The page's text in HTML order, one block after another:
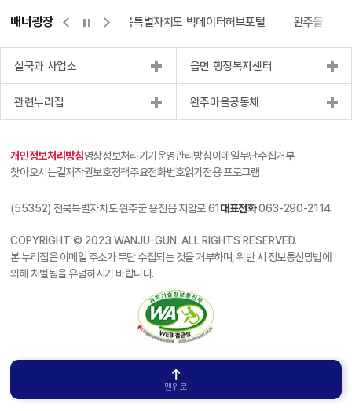
배너광장
터 위택스 전북특별자치도 빅데이터허브포털 완주몰
실국과 사업소 읍면 행정복지센터
관련누리집 완주마을공동체
개인정보처리방침영상정보처리기기운영관리방침이메일무단수집거부
찾아오시는길저작권보호정책주요전화번호읽기전용 프로그램
(55352) 전북특별자치도 완주군 용진읍 지암로 61 대표전화063-290-2114
COPYRIGHT © 2023 WANJU-GUN. ALL RIGHTS RESERVED.
본 누리집은 이메일 주소가 무단 수집되는 것을 거부하며, 위반 시 정보통신망법에
의해 처벌됨을 유념하시기 바랍니다.
맨위로